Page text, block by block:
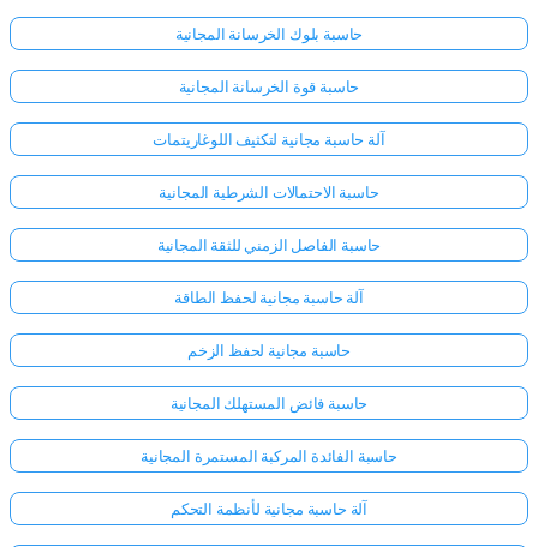
حاسبة بلوك الخرسانة المجانية
حاسبة قوة الخرسانة المجانية
آلة حاسبة مجانية لتكثيف اللوغاريتمات
حاسبة الاحتمالات الشرطية المجانية
حاسبة الفاصل الزمني للثقة المجانية
آلة حاسبة مجانية لحفظ الطاقة
حاسبة مجانية لحفظ الزخم
حاسبة فائض المستهلك المجانية
حاسبة الفائدة المركبة المستمرة المجانية
آلة حاسبة مجانية لأنظمة التحكم